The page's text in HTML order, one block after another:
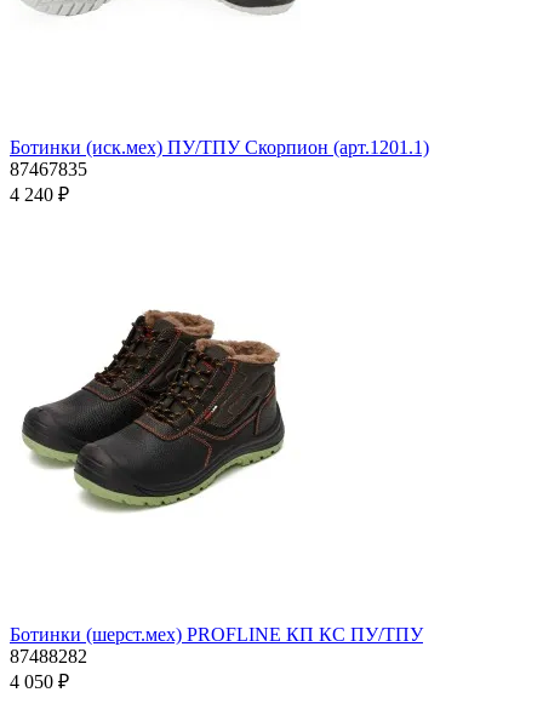
Ботинки (иск.мех) ПУ/ТПУ Скорпион (арт.1201.1)
87467835
4 240 ₽
Ботинки (шерст.мех) PROFLINE КП КС ПУ/ТПУ
87488282
4 050 ₽